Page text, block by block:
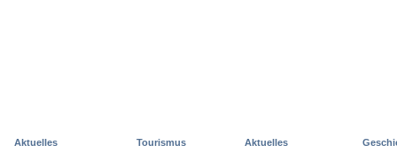
Aktuelles
Tourismus
Aktuelles